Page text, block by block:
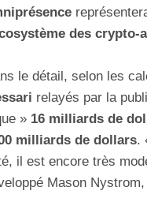
des crypto-
le détail, selon les
relayés par la
» 16 milliards de
milliards de dollars.
il est encore très
Mason